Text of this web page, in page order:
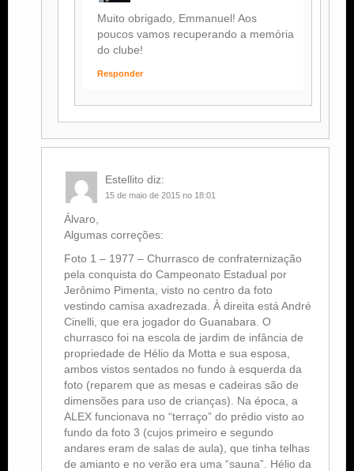
Muito obrigado, Emmanuel! Aos
poucos vamos recuperando a memória
do clube!
Responder
Estellito diz:
15 de maio de 2015 no 18:01
​Álvaro,
Algumas correções:
Foto 1 – 1977 – Churrasco de confraternização
pela conquista do Campeonato Estadual por
Jerônimo Pimenta, visto no centro da foto
vestindo camisa axadrezada. À direita está André
Cinelli, que era jogador do Guanabara. O
churrasco foi na escola de jardim de infância de
propriedade de Hélio da Motta e sua esposa,
ambos vistos sentados no fundo à esquerda da
foto (reparem que as mesas e cadeiras são de
dimensões para uso de crianças). Na época, a
ALEX funcionava no “terraço” do prédio visto ao
fundo da foto 3 (cujos primeiro e segundo
andares eram de salas de aula), que tinha telhas
de amianto e no verão era uma “sauna”. Hélio da